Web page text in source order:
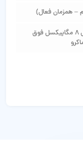
– همزمان فعال)
200 مگاپیکسل عریض 8 مگاپیکسل فوق